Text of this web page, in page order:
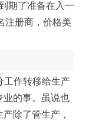
期了准备在入一
注册商，价格美
工作转移给生产
业的事。虽说也
除了管生产，